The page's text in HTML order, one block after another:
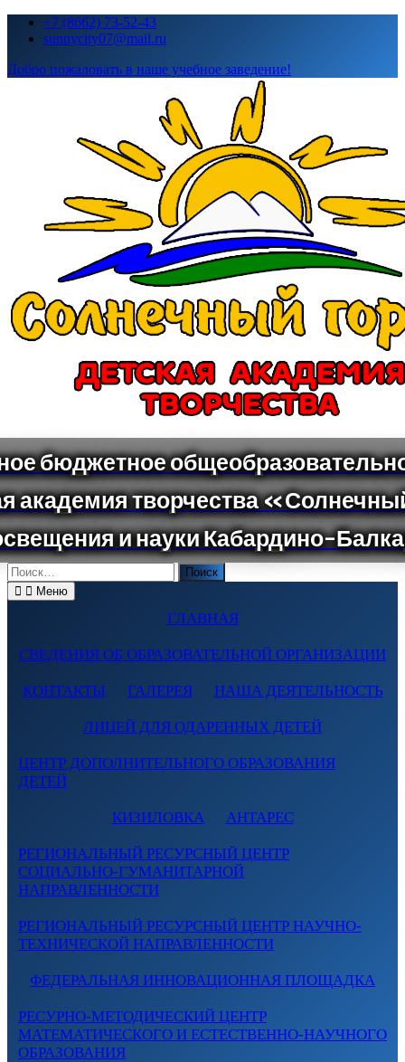
Перейти+7 (8662) 73-52-43
sunnycity07@mail.ru
Добро пожаловать в наше учебное заведение!
Поиск
по:
Меню
ГЛАВНАЯ
СВЕДЕНИЯ ОБ ОБРАЗОВАТЕЛЬНОЙ ОРГАНИЗАЦИИ
КОНТАКТЫ ГАЛЕРЕЯ НАША ДЕЯТЕЛЬНОСТЬ
ЛИЦЕЙ ДЛЯ ОДАРЕННЫХ ДЕТЕЙ
ЦЕНТР ДОПОЛНИТЕЛЬНОГО ОБРАЗОВАНИЯ
ДЕТЕЙ
КИЗИЛОВКА АНТАРЕС
РЕГИОНАЛЬНЫЙ РЕСУРСНЫЙ ЦЕНТР
СОЦИАЛЬНО-ГУМАНИТАРНОЙ
НАПРАВЛЕННОСТИ
РЕГИОНАЛЬНЫЙ РЕСУРСНЫЙ ЦЕНТР НАУЧНО-
ТЕХНИЧЕСКОЙ НАПРАВЛЕННОСТИ
ФЕДЕРАЛЬНАЯ ИННОВАЦИОННАЯ ПЛОЩАДКА
РЕСУРНО-МЕТОДИЧЕСКИЙ ЦЕНТР
МАТЕМАТИЧЕСКОГО И ЕСТЕСТВЕННО-НАУЧНОГО
ОБРАЗОВАНИЯ